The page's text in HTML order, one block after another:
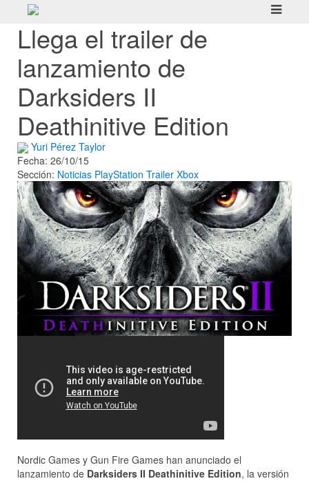
Llega el trailer de
lanzamiento de
Darksiders II
Deathinitive Edition
Yuri Pérez Taylor
Fecha: 26/10/15
Sección: Noticias PlayStation Trailer Xbox
Nordic Games y Gun Fire Games han anunciado el
lanzamiento de Darksiders II Deathinitive Edition, la versión